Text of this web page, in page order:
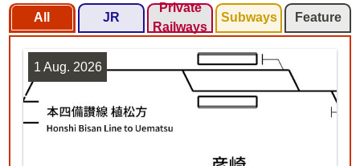
All JR
Private
Railways
Subways Feature
1 Aug. 2026